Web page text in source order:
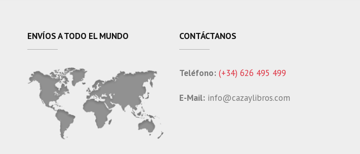
ENVÍOS A TODO EL MUNDO CONTÁCTANOS
Teléfono: (+34) 626 495 499
E-Mail: info@cazaylibros.com